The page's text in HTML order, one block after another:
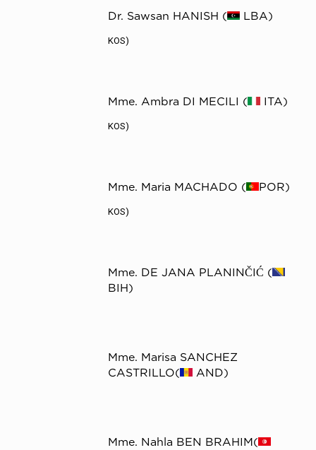
Dr. Sawsan HANISH ( LBA)
KOS)
Mme. Ambra DI MECILI ( ITA)
KOS)
Mme. Maria MACHADO ( POR)
KOS)
Mme. DE JANA PLANINČIĆ (
BIH)
Mme. Marisa SANCHEZ
CASTRILLO(
AND)
Mme. Nahla BEN BRAHIM(